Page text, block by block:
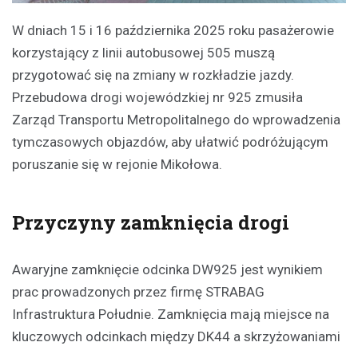
W dniach 15 i 16 października 2025 roku pasażerowie
korzystający z linii autobusowej 505 muszą
przygotować się na zmiany w rozkładzie jazdy.
Przebudowa drogi wojewódzkiej nr 925 zmusiła
Zarząd Transportu Metropolitalnego do wprowadzenia
tymczasowych objazdów, aby ułatwić podróżującym
poruszanie się w rejonie Mikołowa.
Przyczyny zamknięcia drogi
Awaryjne zamknięcie odcinka DW925 jest wynikiem
prac prowadzonych przez firmę STRABAG
Infrastruktura Południe. Zamknięcia mają miejsce na
kluczowych odcinkach między DK44 a skrzyżowaniami